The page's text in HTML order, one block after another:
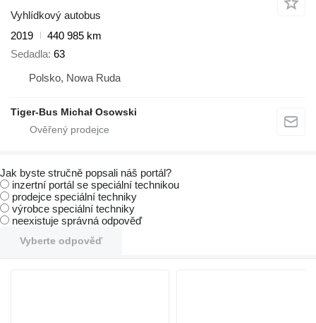
Vyhlídkový autobus
2019
440 985 km
Sedadla 63
Polsko, Nowa Ruda
Tiger-Bus Michał Osowski
Jak byste stručně popsali náš portál?
inzertní portál se speciální technikou
prodejce speciální techniky
výrobce speciální techniky
neexistuje správná odpověď
Vyberte odpověď